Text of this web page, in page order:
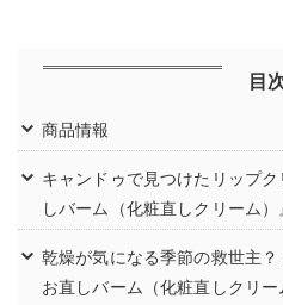
目
商品情報
キャンドゥで見つけたリップ
しバーム（化粧直しクリーム）
乾燥が気になる季節の救世主
お直しバーム（化粧直しクリー